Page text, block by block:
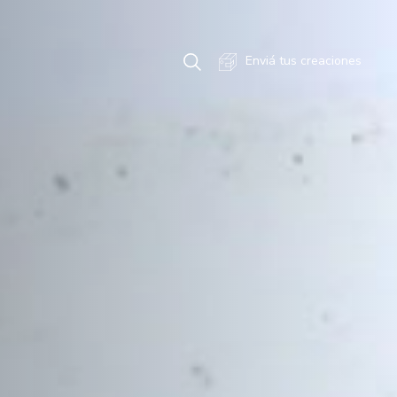
Enviá tus creaciones